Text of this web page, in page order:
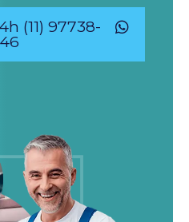
(11) 97738-